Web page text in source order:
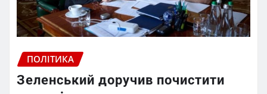
ПОЛІТИКА
Зеленський доручив почистити